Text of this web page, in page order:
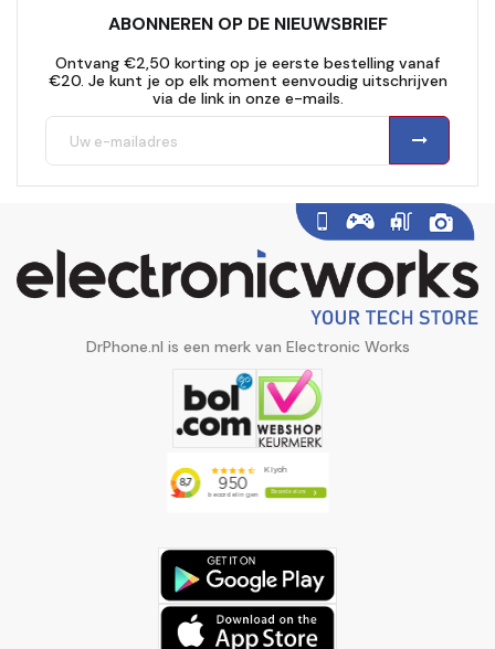
ABONNEREN OP DE NIEUWSBRIEF
Ontvang €2,50 korting op je eerste bestelling vanaf
€20. Je kunt je op elk moment eenvoudig uitschrijven
via de link in onze e-mails.
DrPhone.nl is een merk van Electronic Works